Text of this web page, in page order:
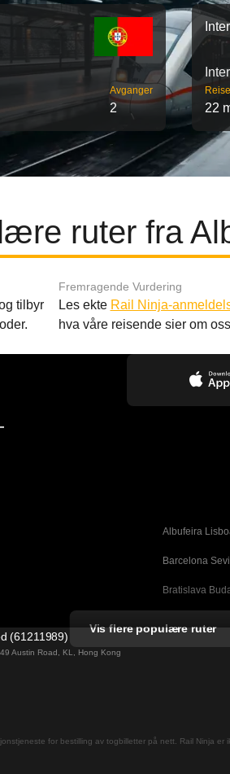
Avganger
2 22
ruter fra
tilbyr
Fremragende Vurdering
Les ekte Rail Ninja-
hva våre reisende sier om
Albufeira
Barcelona
Bratislava
Busan
Firenze Roma
Vis flere populære ruter
(61211989)
Austin Road, KL, Hong Kong
for bestilling av togbilletter på nett. Rail Ninja er